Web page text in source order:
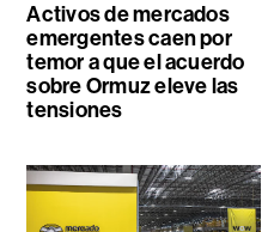
Activos de mercados
emergentes caen por
temor a que el acuerdo
sobre Ormuz eleve las
tensiones